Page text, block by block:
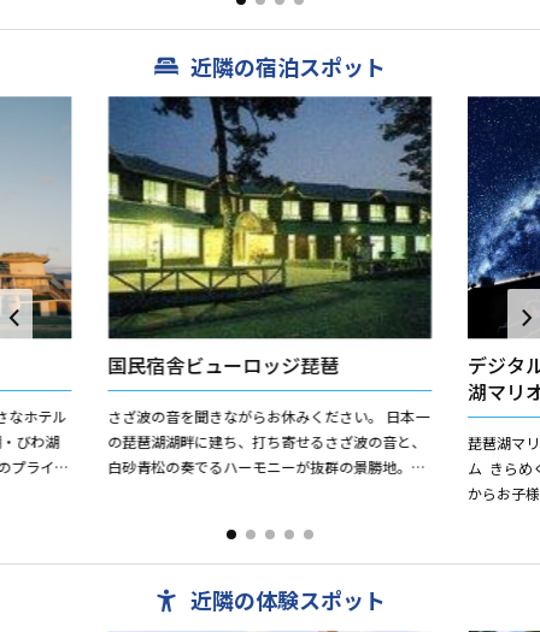
近隣の宿泊スポット
なホテル
びわ湖
プライベ
国民宿舎ビューロッジ琵琶
さざ波の音を聞きながらお休みください。 日本一
の琵琶湖湖畔に建ち、打ち寄せるさざ波の音と、
白砂青松の奏でるハーモニーが抜群の景勝地。夏
デジタ
湖マリ
琵琶湖マ
ム きらめ
からお子
近隣の体験スポット